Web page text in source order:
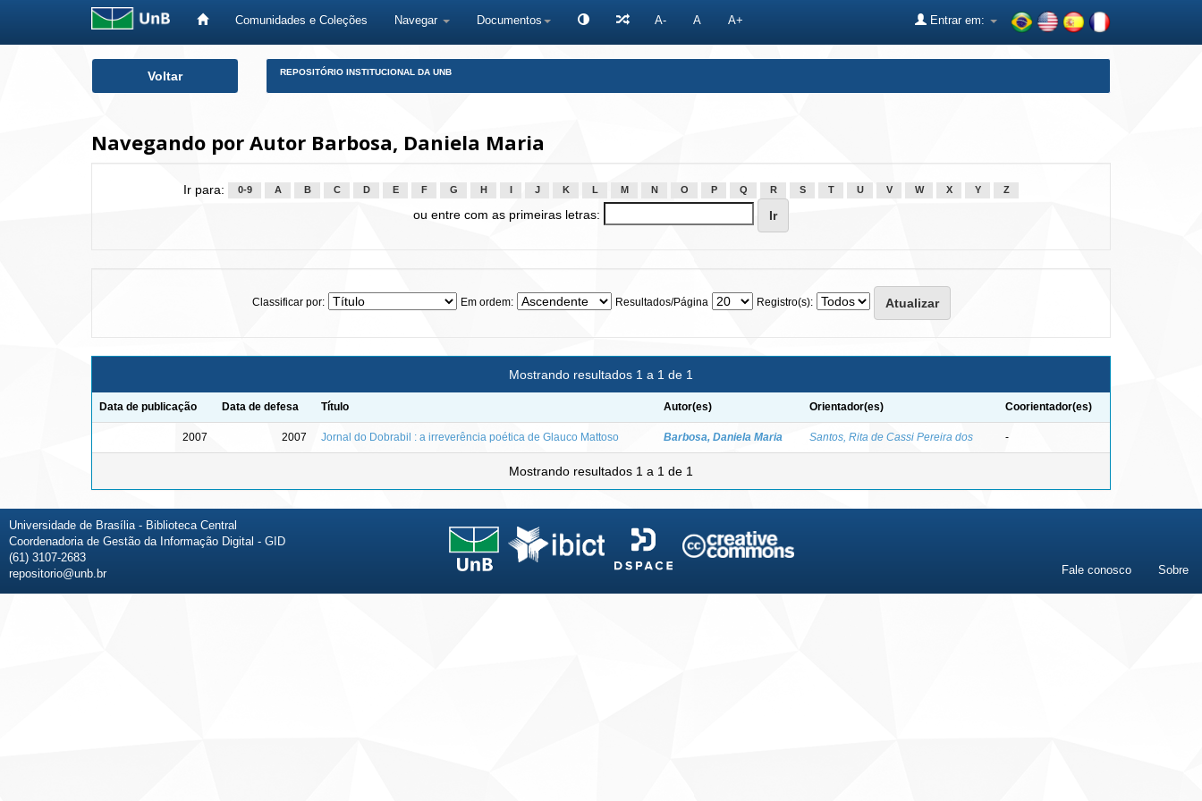
Comunidades e Coleções Navegar Documentos A- A A+ Entrar em:
Voltar REPOSITÓRIO INSTITUCIONAL DA UNB
Navegando por Autor Barbosa, Daniela Maria
Ir para: 0-9 A B C D E F G H J K L M N O P Q R S T U V W X Y Z
ou entre com as primeiras letras:
Classificar por: Em ordem: Resultados/Página Registro(s):
Mostrando resultados 1 a 1 de 1
Data de publicação Data de defesa Título Autor(es) Orientador(es) Coorientador(es)
2007 2007 Jornal do Dobrabil : a irreverência poética de Glauco Mattoso Barbosa, Daniela Maria Santos, Rita de Cassi Pereira dos -
Mostrando resultados 1 a 1 de 1
Universidade de Brasília - Biblioteca Central
Coordenadoria de Gestão da Informação Digital - GID
(61) 3107-2683
repositorio@unb.br
Fale conosco Sobre